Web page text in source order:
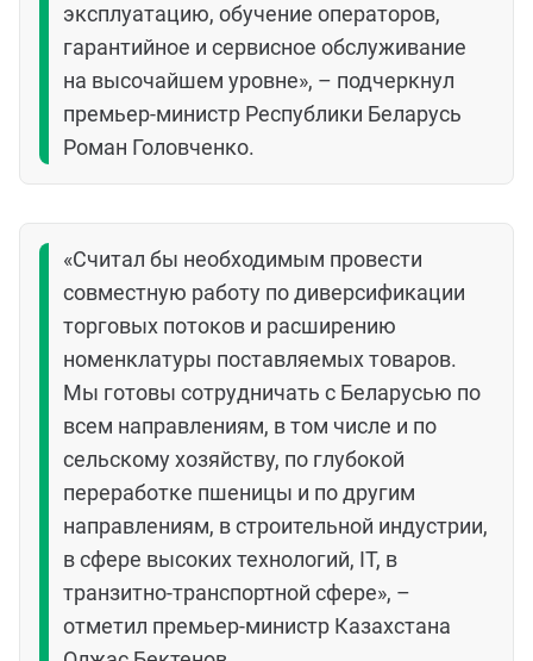
эксплуатацию, обучение операторов,
гарантийное и сервисное обслуживание
на высочайшем уровне», – подчеркнул
премьер-министр Республики Беларусь
Роман Головченко.
«Считал бы необходимым провести
совместную работу по диверсификации
торговых потоков и расширению
номенклатуры поставляемых товаров.
Мы готовы сотрудничать с Беларусью по
всем направлениям, в том числе и по
сельскому хозяйству, по глубокой
переработке пшеницы и по другим
направлениям, в строительной индустрии,
в сфере высоких технологий, IT, в
транзитно-транспортной сфере», –
отметил премьер-министр Казахстана